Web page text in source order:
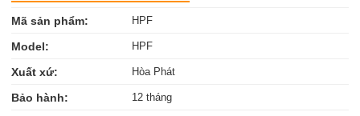
Mã sản phẩm: HPF
Model: HPF
Xuất xứ: Hòa Phát
Bảo hành: 12 tháng